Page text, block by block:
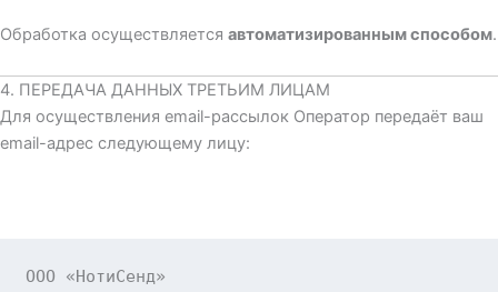
Обработка осуществляется автоматизированным способом.
4. ПЕРЕДАЧА ДАННЫХ ТРЕТЬИМ ЛИЦАМ
Для осуществления email-рассылок Оператор передаёт ваш
email-адрес следующему лицу:
ООО «НотиСенд»